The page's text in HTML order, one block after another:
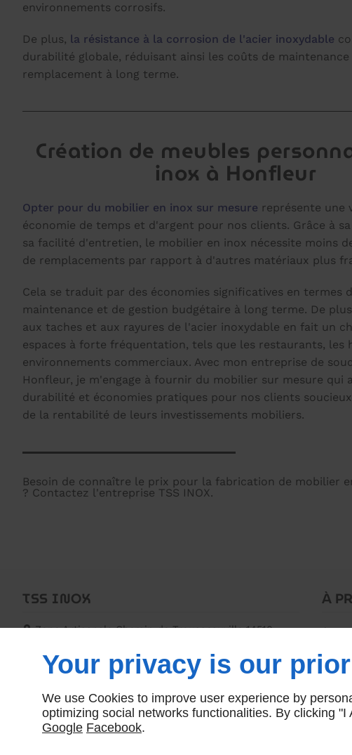
environnements corrosifs.
De plus, la résistance à la corrosion de l'acier inoxydable
durabilité globale, réduisant ainsi les coûts de maintenance
remplacement à long terme.
Création de meubles
inox à Honfleur
Opter pour du mobilier en inox sur mesure représente une
économie de temps et d'argent pour nos clients. Grâce à
sa facilité d'entretien, le mobilier en inox nécessite moins
de remplacements par rapport à d'autres matériaux plus
Cela se traduit par des économies significatives en termes
maintenance et de gestion budgétaire à long terme. De
aux taches et aux rayures de l'acier inoxydable en fait un
espaces à forte fréquentation, tels que les restaurants, les
environnements commerciaux. Avec mon entreprise de
Honfleur, je m'engage à fournir du mobilier sur mesure qui
durabilité et économies pratiques pour nos clients
de la rentabilité de leurs investissements mobiliers.
Besoin de connaître le prix pour la fabrication de mobilier
? Contactez l'entreprise TSS INOX.
TSS INOX
Zone Artisanale Chemin de Trousseauville 14510
09 70 35 87 68
À
Your privacy is our
We use Cookies to improve user experience by
optimizing social networks functionalities. By clicking
Google Facebook.